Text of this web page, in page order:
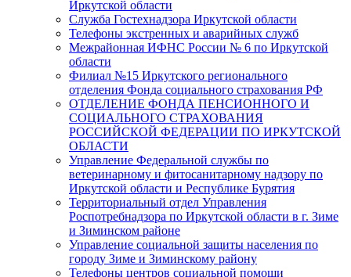
Иркутской области
Служба Гостехнадзора Иркутской области
Телефоны экстренных и аварийных служб
Межрайонная ИФНС России № 6 по Иркутской
области
Филиал №15 Иркутского регионального
отделения Фонда социального страхования РФ
ОТДЕЛЕНИЕ ФОНДА ПЕНСИОННОГО И
СОЦИАЛЬНОГО СТРАХОВАНИЯ
РОССИЙСКОЙ ФЕДЕРАЦИИ ПО ИРКУТСКОЙ
ОБЛАСТИ
Управление Федеральной службы по
ветеринарному и фитосанитарному надзору по
Иркутской области и Республике Бурятия
Территориальный отдел Управления
Роспотребнадзора по Иркутской области в г. Зиме
и Зиминском районе
Управление социальной защиты населения по
городу Зиме и Зиминскому району
Телефоны центров социальной помощи